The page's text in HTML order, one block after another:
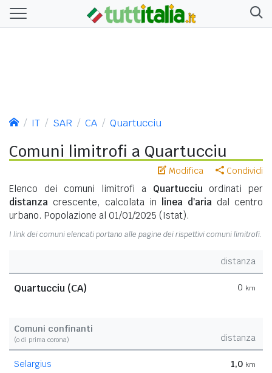
IT SAR CA Quartucciu
Comuni limitrofi a Quartucciu
Modifica Condividi
Elenco dei comuni limitrofi a Quartucciu ordinati per
distanza crescente, calcolata in linea d'aria dal centro
urbano. Popolazione al 01/01/2025 (Istat).
I link dei comuni elencati portano alle pagine dei rispettivi comuni limitrofi.
distanza
Quartucciu (CA) 0 km
Comuni confinanti
(o di prima corona) distanza
Selargius 1,0 km